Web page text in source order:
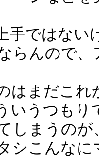
手ではない
らんので
はまだこれ
いうつもり
しまうのが
シこんな